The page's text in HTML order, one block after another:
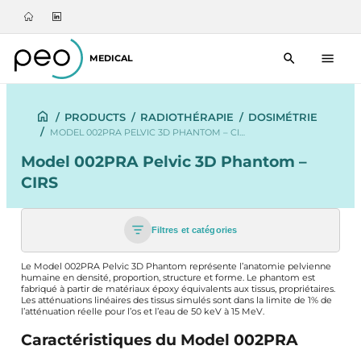
MEDICAL
/ PRODUCTS / RADIOTHÉRAPIE / DOSIMÉTRIE
/ MODEL 002PRA PELVIC 3D PHANTOM – CI…
Model 002PRA Pelvic 3D Phantom –
CIRS
Filtres et catégories
Le Model 002PRA Pelvic 3D Phantom représente l’anatomie pelvienne
humaine en densité, proportion, structure et forme. Le phantom est
fabriqué à partir de matériaux époxy équivalents aux tissus, propriétaires.
Les atténuations linéaires des tissus simulés sont dans la limite de 1% de
l’atténuation réelle pour l’os et l’eau de 50 keV à 15 MeV.
Caractéristiques du Model 002PRA